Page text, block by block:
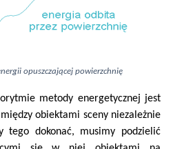
opuszczającej powierzchnię
metody energetycznej jest
obiektami sceny niezależnie
tego dokonać, musimy podzielić